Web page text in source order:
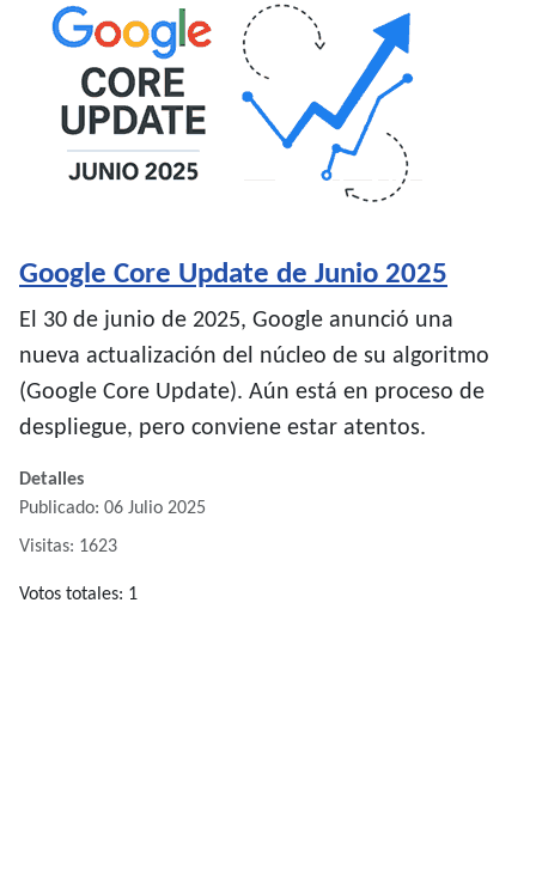
Google Core Update de Junio 2025
El 30 de junio de 2025, Google anunció una
nueva actualización del núcleo de su algoritmo
(Google Core Update). Aún está en proceso de
despliegue, pero conviene estar atentos.
Detalles
Publicado: 06 Julio 2025
Visitas: 1623
Ratio:5/5
Votos totales: 1